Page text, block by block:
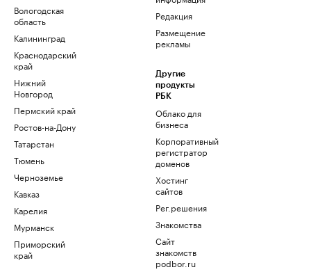
Вологодская
область
Калининград
Краснодарский
край
Нижний
Новгород
Пермский край
Ростов-на-Дону
Татарстан
Тюмень
Черноземье
Кавказ
Карелия
Мурманск
Приморский
край
Редакция
Размещение
рекламы
Другие
продукты
РБК
Облако для
бизнеса
Корпоративный
регистратор
доменов
Хостинг
сайтов
Рег.решения
Знакомства
Сайт
знакомств
podbor.ru